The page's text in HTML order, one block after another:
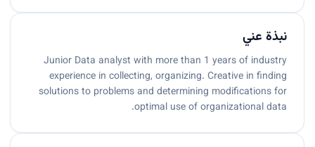
نبذة عني
Junior Data analyst with more than 1 years of industry
experience in collecting, organizing. Creative in finding
solutions to problems and determining modifications for
optimal use of organizational data.